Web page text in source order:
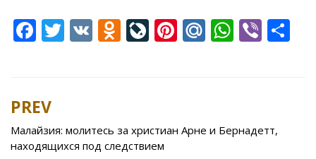
F
b
o
o
T V O
kl
as
Li
u
r
Pi
st
M
u
W
A
p
Vi
Post
navigation
PREV
Малайзия: молитесь за христиан Арне и Бернадетт,
находящихся под следствием